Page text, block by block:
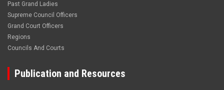
Past Grand Ladies
Supreme Council Officers
Grand Court Officers
Regions
Councils And Courts
Publication and Resources